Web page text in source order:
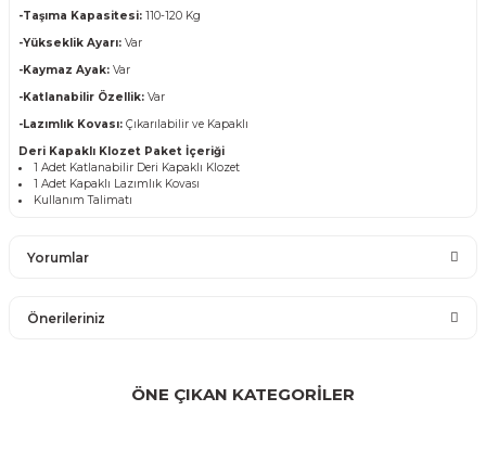
-Taşıma Kapasitesi: 110-120 Kg
-Yükseklik Ayarı: Var
-Kaymaz Ayak: Var
-Katlanabilir Özellik: Var
-Lazımlık Kovası: Çıkarılabilir ve Kapaklı
Deri Kapaklı Klozet Paket İçeriği
1 Adet Katlanabilir Deri Kapaklı Klozet
1 Adet Kapaklı Lazımlık Kovası
Kullanım Talimatı
Yorumlar
Önerileriniz
konularda yetersiz gördüğünüz noktaları öneri formunu
kullanarak tarafımıza iletebilirsiniz.
ÖNE ÇIKAN KATEGORİLER